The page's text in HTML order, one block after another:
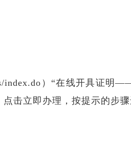
index.do）“在线开具证
击立即办理，按提示的步骤